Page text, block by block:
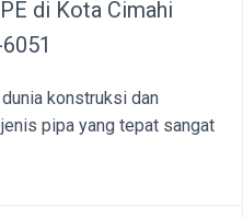
di Kota Cimahi
konstruksi dan
pipa yang tepat sangat